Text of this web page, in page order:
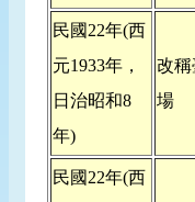
民國22年(西
元1933年，
日治昭和8
年)
改
場
民國22年(西